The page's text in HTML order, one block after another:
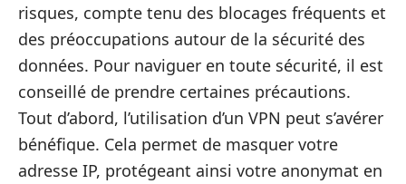
risques, compte tenu des blocages fréquents et
des préoccupations autour de la sécurité des
données. Pour naviguer en toute sécurité, il est
conseillé de prendre certaines précautions.
Tout d’abord, l’utilisation d’un VPN peut s’avérer
bénéfique. Cela permet de masquer votre
adresse IP, protégeant ainsi votre anonymat en